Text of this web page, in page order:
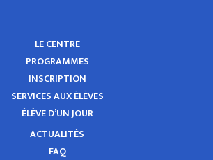
LE CENTRE
PROGRAMMES
INSCRIPTION
SERVICES AUX ÉLÈVES
ÉLÈVE D’UN JOUR
ACTUALITÉS
FAQ